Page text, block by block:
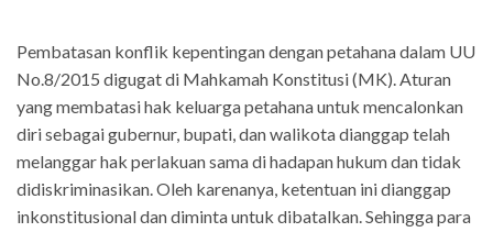
Pembatasan konflik kepentingan dengan petahana dalam UU
No.8/2015 digugat di Mahkamah Konstitusi (MK). Aturan
yang membatasi hak keluarga petahana untuk mencalonkan
diri sebagai gubernur, bupati, dan walikota dianggap telah
melanggar hak perlakuan sama di hadapan hukum dan tidak
didiskriminasikan. Oleh karenanya, ketentuan ini dianggap
inkonstitusional dan diminta untuk dibatalkan. Sehingga para